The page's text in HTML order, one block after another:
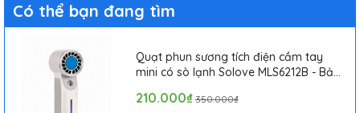
Có thể bạn đang tìm
Quạt phun sương tích điện cầm tay
mini có sò lạnh Solove MLS6212B - Bảo
210.000₫ 350.000₫